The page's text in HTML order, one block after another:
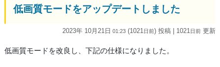
低画質モードをアップデートしました
2023年 10月21日 01:23 (1021 日前) 投稿 | 1021 日前 更新
低画質モードを改良し、下記の仕様になりました。